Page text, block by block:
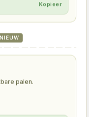
Kopieer
NIEUW
palen.